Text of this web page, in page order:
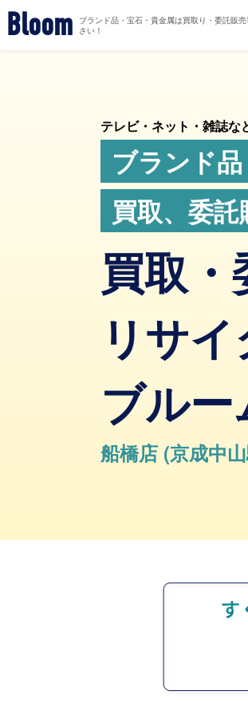
Bloom
ブランド品・宝石・貴金属は買取り・委託販
さい！
テレビ・ネット・雑誌な
ブランド
買取、委託
買取
リサ
ブルー
船橋店 (京成中